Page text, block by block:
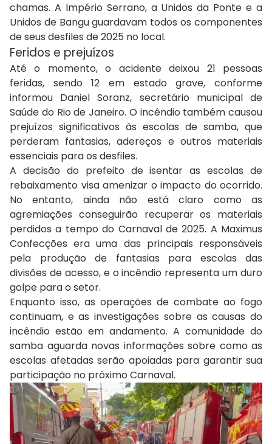
chamas. A Império Serrano, a Unidos da Ponte e a
Unidos de Bangu guardavam todos os componentes
de seus desfiles de 2025 no local.
Feridos e prejuízos
Até o momento, o acidente deixou 21 pessoas
feridas, sendo 12 em estado grave, conforme
informou Daniel Soranz, secretário municipal de
Saúde do Rio de Janeiro. O incêndio também causou
prejuízos significativos às escolas de samba, que
perderam fantasias, adereços e outros materiais
essenciais para os desfiles.
A decisão do prefeito de isentar as escolas de
rebaixamento visa amenizar o impacto do ocorrido.
No entanto, ainda não está claro como as
agremiações conseguirão recuperar os materiais
perdidos a tempo do Carnaval de 2025. A Maximus
Confecções era uma das principais responsáveis
pela produção de fantasias para escolas das
divisões de acesso, e o incêndio representa um duro
golpe para o setor.
Enquanto isso, as operações de combate ao fogo
continuam, e as investigações sobre as causas do
incêndio estão em andamento. A comunidade do
samba aguarda novas informações sobre como as
escolas afetadas serão apoiadas para garantir sua
participação no próximo Carnaval.